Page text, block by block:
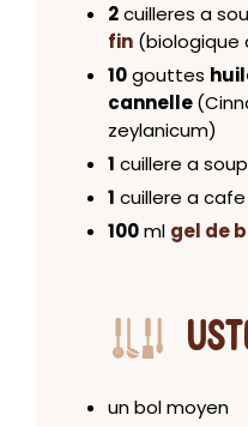
2cuilleres a
fin (biologique
10gouttes
cannelle
zeylanicum)
1 cuillere a
1 cuillere a cafe
100ml gel de
un bol moyen